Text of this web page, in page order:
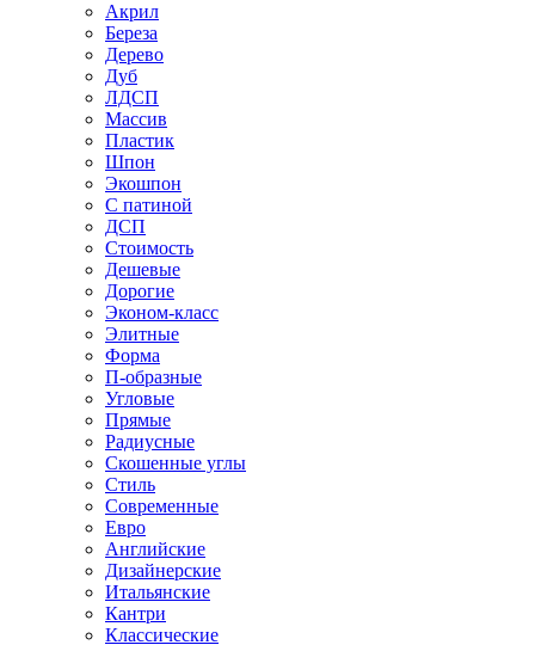
Акрил
Береза
Дерево
Дуб
ЛДСП
Массив
Пластик
Шпон
Экошпон
С патиной
ДСП
Стоимость
Дешевые
Дорогие
Эконом-класс
Элитные
Форма
П-образные
Угловые
Прямые
Радиусные
Скошенные углы
Стиль
Современные
Евро
Английские
Дизайнерские
Итальянские
Кантри
Классические